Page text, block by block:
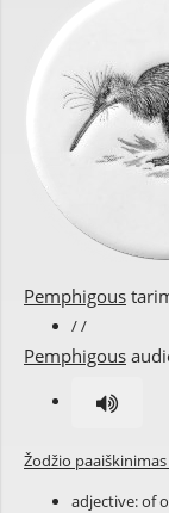
Pemphigous
/ /
Pemphigous
Žodžio
adjective: of